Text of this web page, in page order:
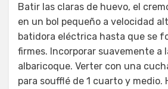
Batir las claras de huevo, el
en un bol pequeño a velocidad
batidora eléctrica hasta que se
firmes. Incorporar suavemente a
albaricoque. Verter con una
para soufflé de 1 cuarto y medio.